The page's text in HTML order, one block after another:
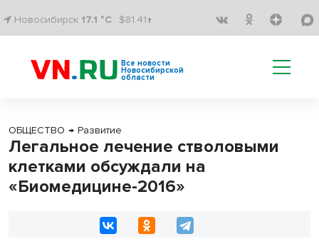
Новосибирск 17.1 °C $81.41↑
Все новости
Новосибирской
области
ОБЩЕСТВО → Развитие
Легальное лечение стволовыми
клетками обсуждали на
«Биомедицине-2016»